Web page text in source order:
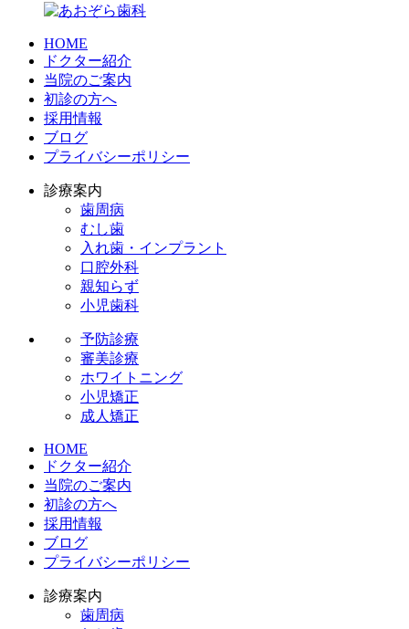
HOME
ドクター紹介
当院のご案内
初診の方へ
採用情報
ブログ
プライバシーポリシー
診療案内
歯周病
むし歯
入れ歯・インプラント
口腔外科
親知らず
小児歯科
予防診療
審美診療
ホワイトニング
小児矯正
成人矯正
HOME
ドクター紹介
当院のご案内
初診の方へ
採用情報
ブログ
プライバシーポリシー
診療案内
歯周病